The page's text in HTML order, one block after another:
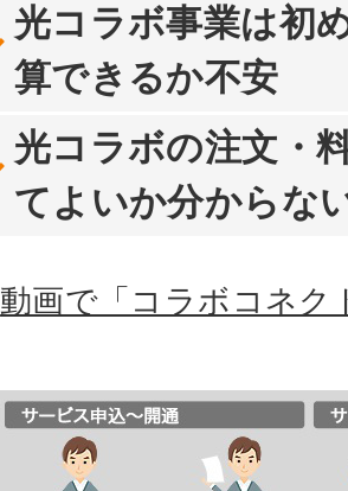
光コラボ事業は初
算できるか不安
光コラボの注文・
てよいか分からな
動画で「コラボコネク